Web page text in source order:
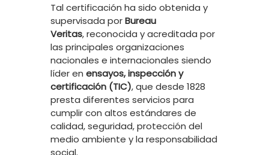
Tal certificación ha sido obtenida y
supervisada porBureau
Veritas, reconocida y acreditada por
las principales organizaciones
nacionales e internacionales siendo
líder en ensayos, inspección y
certificación (TIC), que desde 1828
presta diferentes servicios para
cumplir con altos estándares de
calidad, seguridad, protección del
medio ambiente y la responsabilidad
social.